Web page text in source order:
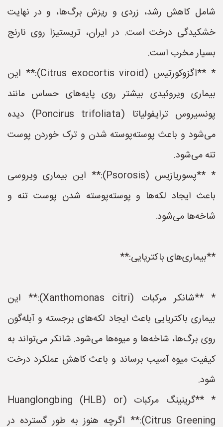
شامل کاهش رشد، زردی و ریزش برگ‌ها، و در نهایت
خشکیدگی درخت است. در ایران، تریستیزا روی نارنج
بسیار مخرب است.
* **اگزوکورتیس (Citrus exocortis viroid):** این
بیماری ویروئیدی بیشتر روی پایه‌های حساس مانند
پونسیروس ترایفولیاتا (Poncirus trifoliata) دیده
می‌شود و باعث پوسته‌پوسته شدن و ترک خوردن پوست
تنه می‌شود.
* **پسوریازیس (Psorosis):** این بیماری ویروسی
باعث ایجاد لکه‌ها و پوسته‌پوسته شدن پوست تنه و
شاخه‌ها می‌شود.
**بیماری‌های باکتریایی:**
* **شانکر مرکبات (Xanthomonas citri):** این
بیماری باکتریایی باعث ایجاد لکه‌های برجسته و آبله‌گون
روی برگ‌ها، شاخه‌ها و میوه‌ها می‌شود. شانکر می‌تواند به
کیفیت میوه آسیب برساند و باعث کاهش عملکرد درخت
شود.
* **گرینینگ مرکبات (Huanglongbing (HLB) or
Citrus Greening):** اگرچه هنوز به طور گسترده در